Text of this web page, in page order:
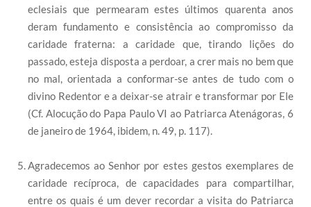
eclesiais que permearam estes últimos quarenta anos
deram fundamento e consistência ao compromisso da
caridade fraterna: a caridade que, tirando lições do
passado, esteja disposta a perdoar, a crer mais no bem que
no mal, orientada a conformar-se antes de tudo com o
divino Redentor e a deixar-se atrair e transformar por Ele
(Cf. Alocução do Papa Paulo VI ao Patriarca Atenágoras, 6
de janeiro de 1964, ibidem, n. 49, p. 117).
Agradecemos ao Senhor por estes gestos exemplares de
caridade recíproca, de capacidades para compartilhar,
entre os quais é um dever recordar a visita do Patriarca